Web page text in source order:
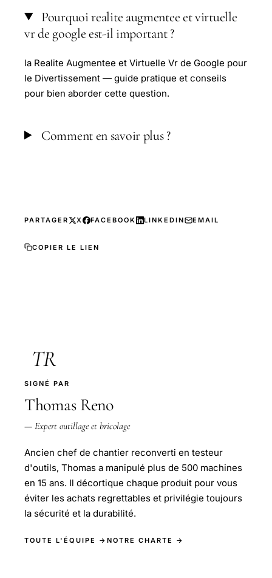
Pourquoi realite augmentee et virtuelle
vr de google est-il important ?
la Realite Augmentee et Virtuelle Vr de Google pour
le Divertissement — guide pratique et conseils
pour bien aborder cette question.
Comment en savoir plus ?
PARTAGER X FACEBOOK LINKEDIN EMAIL
COPIER LE LIEN
TR
SIGNÉ PAR
Thomas Reno
— Expert outillage et bricolage
Ancien chef de chantier reconverti en testeur
d'outils, Thomas a manipulé plus de 500 machines
en 15 ans. Il décortique chaque produit pour vous
éviter les achats regrettables et privilégie toujours
la sécurité et la durabilité.
TOUTE L'ÉQUIPE → NOTRE CHARTE →